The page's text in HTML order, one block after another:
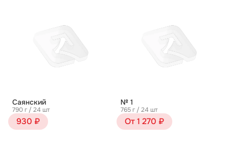
Саянский
790 г / 24 шт
930 ₽
№ 1
765 г / 24 шт
От 1 270 ₽